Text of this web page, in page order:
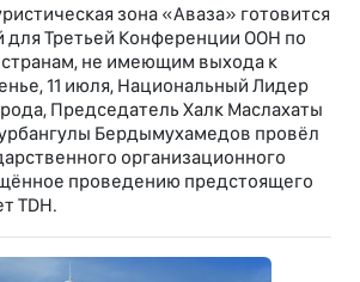
зона «Аваза» готовится
для Третьей Конференции ООН по
не имеющим выхода к
11 июля, Национальный Лидер
Председатель Халк Маслахаты
Бердымухамедов провёл
организационного
проведению предстоящего
TDH.